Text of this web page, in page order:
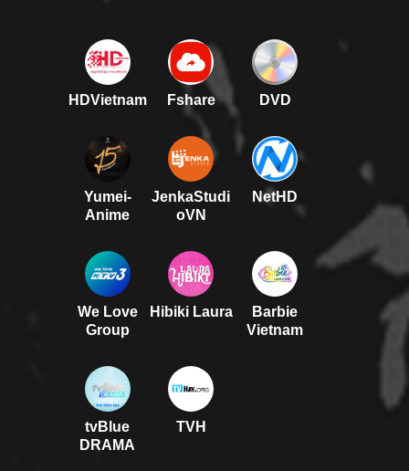
HDVietnam Fshare DVD
Yumei-
Anime
JenkaStudi
oVN
NetHD
We Love
Group
Hibiki Laura
Barbie
Vietnam
tvBlue
DRAMA
TVH